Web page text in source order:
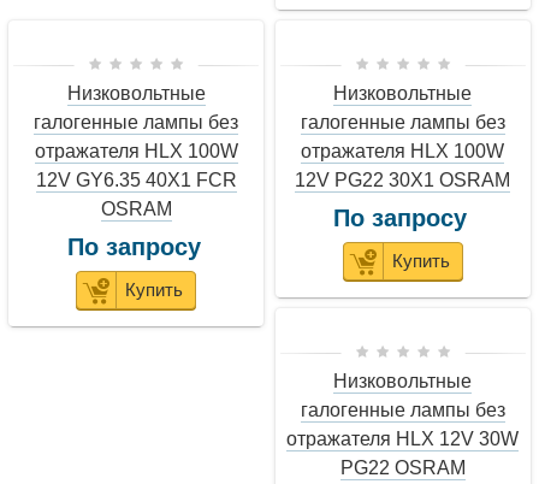
Низковольтные
галогенные лампы без
отражателя HLX 100W
12V GY6.35 40X1 FCR
OSRAM
По запросу
Купить
Низковольтные
галогенные лампы без
отражателя HLX 100W
12V PG22 30X1 OSRAM
По запросу
Купить
Низковольтные
галогенные лампы без
отражателя HLX 12V 30W
PG22 OSRAM